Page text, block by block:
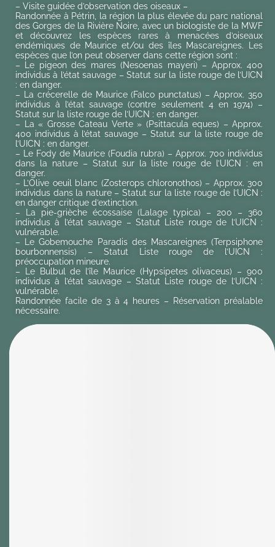
– Visite guidée d’observation des oiseaux –
Randonnée à Pétrin, la région la plus élevée du parc national
des Gorges de la Rivière Noire, avec un biologiste de la MWF
et découvrez les espèces rares à menacées d’oiseaux
endémiques de Maurice et/ou des îles Mascareignes. Les
espèces que l’on peut observer dans cette région sont :
– Le pigeon des mares (Nesoenas mayeri) – Approx. 400
individus à l’état sauvage – Statut sur la liste rouge de l’UICN
: en danger.
– La crécerelle de Maurice (Falco punctatus) – Approx. 350
individus à l’état sauvage (contre seulement 4 en 1974) –
Statut sur la liste rouge de l’UICN : en danger.
– La « Grosse Cateau Verte » (Psittacula eques) – Approx.
400 individus à l’état sauvage – Statut sur la liste rouge de
l’UICN : en danger.
– Le Fody de Maurice (Foudia rubra) – Approx. 700 individus
dans la nature – Statut sur la liste rouge de l’UICN : en
danger.
– L’Olive oeuil blanc (Zosterops chloronothos) – Approx. 300
individus dans la nature – Statut sur la liste rouge de l’UICN :
en danger critique d’extinction.
– La pie-grièche écossaise (Lalage typica) – 200 – 360
individus à l’état sauvage – Statut Liste rouge de l’UICN :
vulnérable.
– Le Gobemouche Paradis des Mascareignes (Terpsiphone
bourbonnensis) – Statut Liste rouge de l’UICN :
préoccupation mineure.
– Le Bulbul de l’île Maurice (Hypsipetes olivaceus) – 900
individus à l’état sauvage – Statut Liste rouge de l’UICN :
vulnérable.
Randonnée facile de 3 à 4 heures – Réservation préalable
nécessaire.